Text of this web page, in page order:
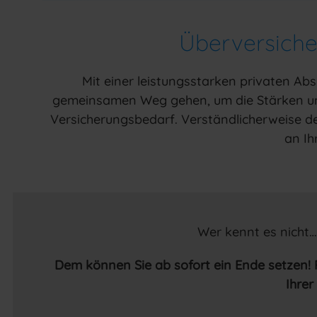
Mit einer leistungsstarken privaten
gemeinsamen Weg gehen, um die Stärken
Versicherungsbedarf. Verständlicherweise
an
Wer kennt es
Dem können Sie ab sofort ein Ende